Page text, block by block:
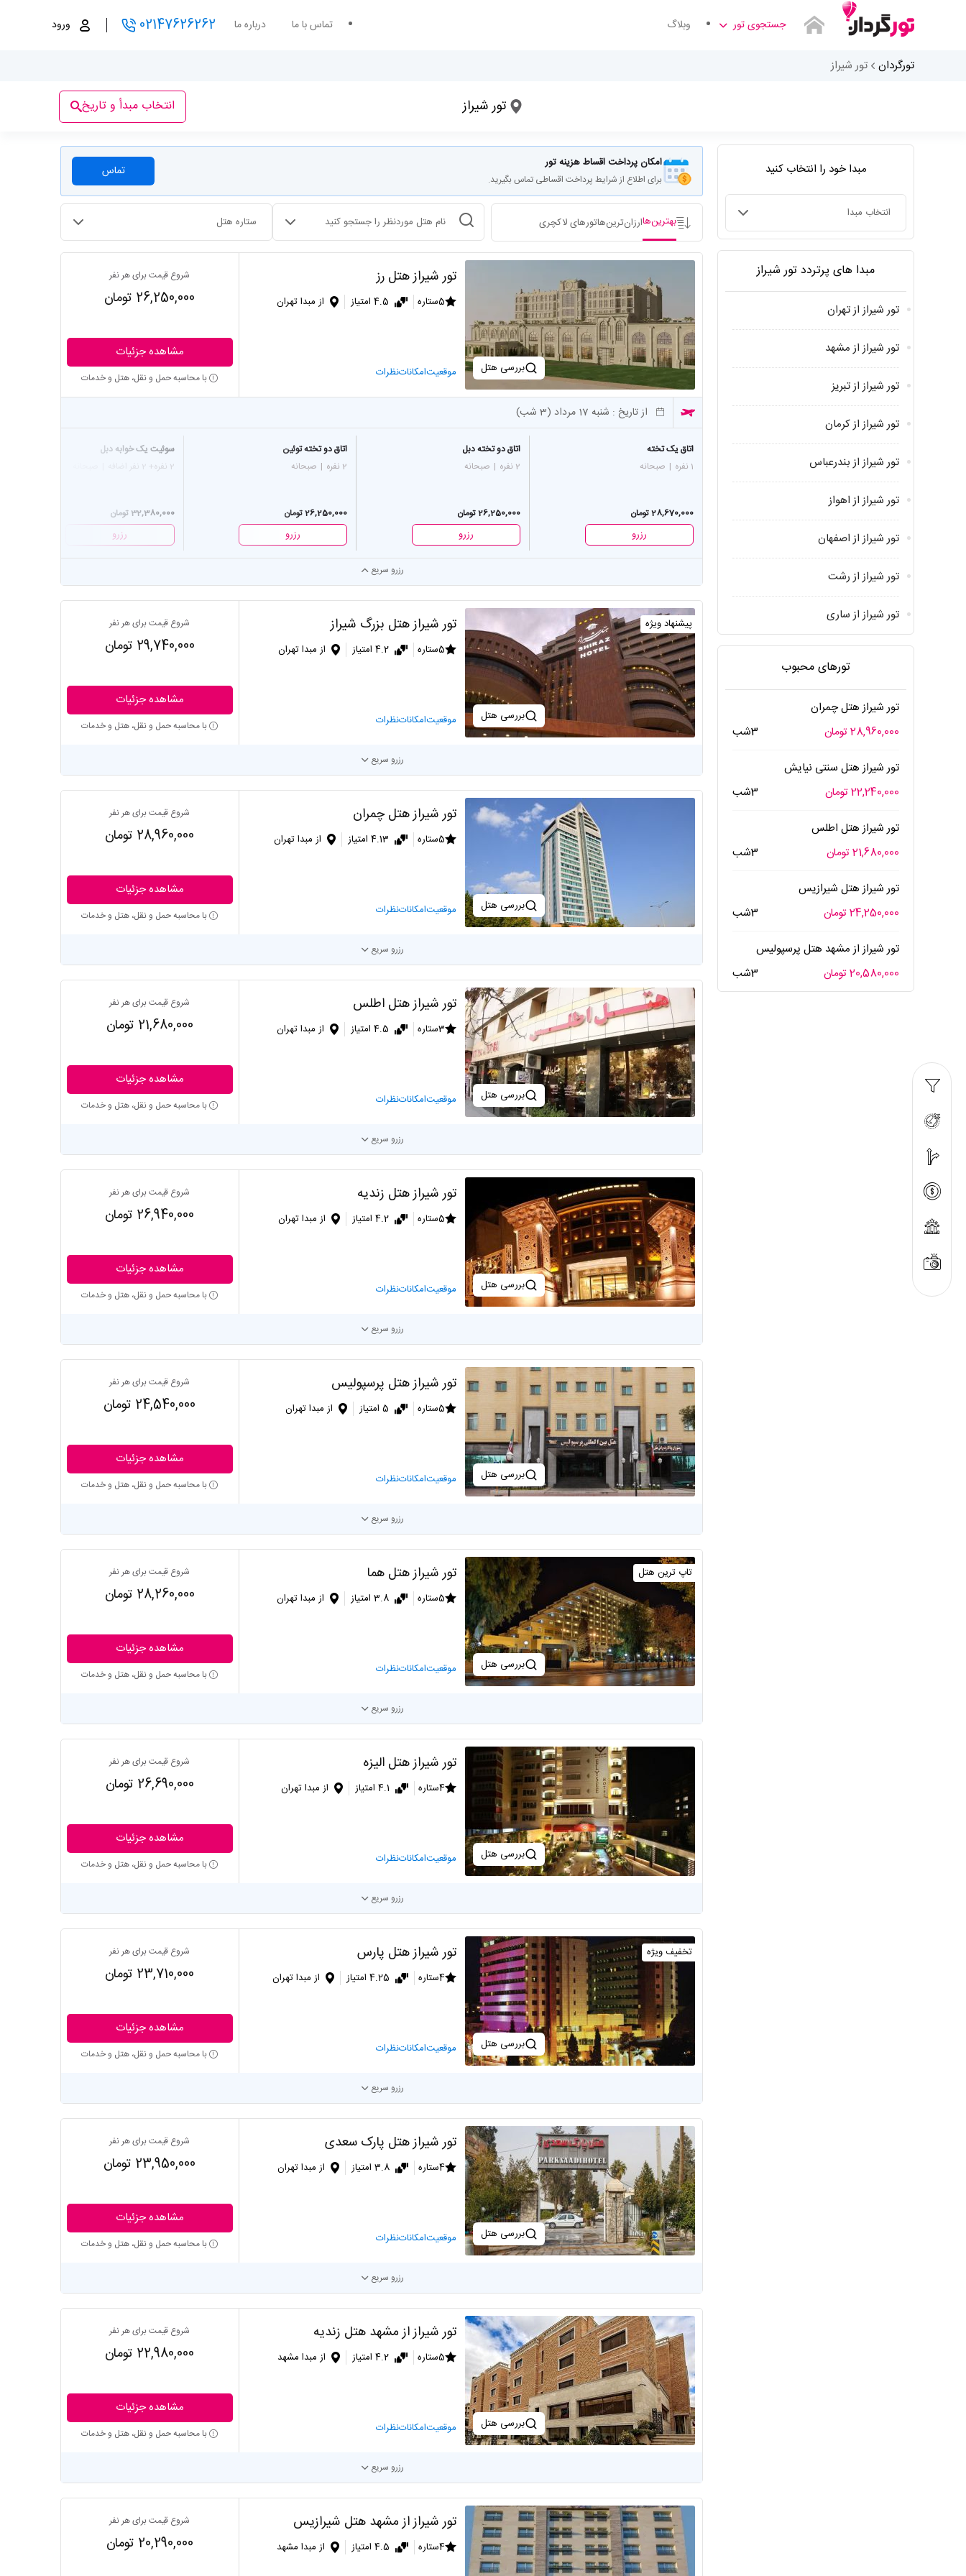
جستجوی تور وبلاگ تماس با ما درباره ما 02147626262 ورود
تورگردان تور شیراز
تور شیراز انتخاب مبدأ و تاریخ
مبدا خود را انتخاب کنید
مبدا های پرتردد تور شیراز
تور شیراز از تهران
تور شیراز از مشهد
تور شیراز از تبریز
تور شیراز از کرمان
تور شیراز از بندرعباس
تور شیراز از اهواز
تور شیراز از اصفهان
تور شیراز از رشت
تور شیراز از ساری
تورهای محبوب
تور شیراز هتل چمران
28,960,000 تومان
3شب
تور شیراز هتل سنتی نیایش
22,240,000 تومان
3شب
تور شیراز هتل اطلس
21,680,000 تومان
3شب
تور شیراز هتل شیرازیس
24,250,000 تومان
3شب
تور شیراز از مشهد هتل پرسپوليس
20,580,000 تومان
3شب
امکان پرداخت اقساط هزینه تور
برای اطلاع از شرایط پرداخت اقساطی تماس بگیرید. تماس
بهترین‌هاارزان‌ترین‌هاتورهای لاکچری انتخاب هتل ستاره هتل
بررسی هتل
تور شیراز هتل رز
5ستاره 4.5 امتیاز از مبدا تهران
موقعیتامکاناتنظرات
شروع قیمت برای هر نفر
26,250,000 تومان
مشاهده جزئیات
با محاسبه حمل و نقل، هتل و خدمات
از تاریخ : شنبه 17 مرداد (3 شب)
اتاق یک تخته
1 نفره
| صبحانه
28,670,000 تومان
رزرو
اتاق دو تخته دبل
2 نفره
| صبحانه
26,250,000 تومان
رزرو
اتاق دو تخته توئین
2 نفره
| صبحانه
26,250,000 تومان
رزرو
سوئیت یک خوابه دبل
2 نفره
+ 2 نفر اضافه
32,380,000 تومان
رزرو
رزرو سریع
بررسی هتل
پیشنهاد ویژه تور شیراز هتل بزرگ شیراز
5ستاره 4.2 امتیاز از مبدا تهران
موقعیتامکاناتنظرات
شروع قیمت برای هر نفر
29,740,000 تومان
مشاهده جزئیات
با محاسبه حمل و نقل، هتل و خدمات
رزرو سریع
بررسی هتل
تور شیراز هتل چمران
5ستاره 4.13 امتیاز از مبدا تهران
موقعیتامکاناتنظرات
شروع قیمت برای هر نفر
28,960,000 تومان
مشاهده جزئیات
با محاسبه حمل و نقل، هتل و خدمات
رزرو سریع
بررسی هتل
تور شیراز هتل اطلس
3ستاره 4.5 امتیاز از مبدا تهران
موقعیتامکاناتنظرات
شروع قیمت برای هر نفر
21,680,000 تومان
مشاهده جزئیات
با محاسبه حمل و نقل، هتل و خدمات
رزرو سریع
بررسی هتل
تور شیراز هتل زندیه
5ستاره 4.2 امتیاز از مبدا تهران
موقعیتامکاناتنظرات
شروع قیمت برای هر نفر
26,940,000 تومان
مشاهده جزئیات
با محاسبه حمل و نقل، هتل و خدمات
رزرو سریع
بررسی هتل
تور شیراز هتل پرسپولیس
5ستاره 5 امتیاز از مبدا تهران
موقعیتامکاناتنظرات
شروع قیمت برای هر نفر
24,540,000 تومان
مشاهده جزئیات
با محاسبه حمل و نقل، هتل و خدمات
رزرو سریع
بررسی هتل
تاپ ترین هتل تور شیراز هتل هما
5ستاره 3.8 امتیاز از مبدا تهران
موقعیتامکاناتنظرات
شروع قیمت برای هر نفر
28,260,000 تومان
مشاهده جزئیات
با محاسبه حمل و نقل، هتل و خدمات
رزرو سریع
بررسی هتل
تور شیراز هتل الیزه
4ستاره 4.1 امتیاز از مبدا تهران
موقعیتامکاناتنظرات
شروع قیمت برای هر نفر
26,690,000 تومان
مشاهده جزئیات
با محاسبه حمل و نقل، هتل و خدمات
رزرو سریع
بررسی هتل
تخفیف ویژه تور شیراز هتل پارس
4ستاره 4.25 امتیاز از مبدا تهران
موقعیتامکاناتنظرات
شروع قیمت برای هر نفر
23,710,000 تومان
مشاهده جزئیات
با محاسبه حمل و نقل، هتل و خدمات
رزرو سریع
بررسی هتل
تور شیراز هتل پارک سعدی
4ستاره 3.8 امتیاز از مبدا تهران
موقعیتامکاناتنظرات
شروع قیمت برای هر نفر
23,950,000 تومان
مشاهده جزئیات
با محاسبه حمل و نقل، هتل و خدمات
رزرو سریع
بررسی هتل
تور شیراز از مشهد هتل زندیه
5ستاره 4.2 امتیاز از مبدا مشهد
موقعیتامکاناتنظرات
شروع قیمت برای هر نفر
22,980,000 تومان
مشاهده جزئیات
با محاسبه حمل و نقل، هتل و خدمات
رزرو سریع
تور شیراز از مشهد هتل شیرازیس
4ستاره 4.5 امتیاز از مبدا مشهد
شروع قیمت برای هر نفر
20,290,000 تومان